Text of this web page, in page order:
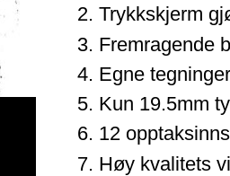
Trykkskjerm
Fremragende
Egne
Kun 19.5mm
12
Høy kvalitets